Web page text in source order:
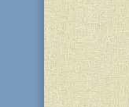
школи та
Папузом
взяли